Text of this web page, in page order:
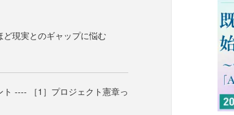
現実とのギャップに悩む
---- ［1］プロジェクト憲章っ